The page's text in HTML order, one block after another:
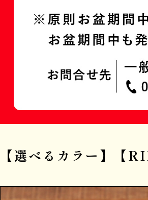
【選べるカラー】【